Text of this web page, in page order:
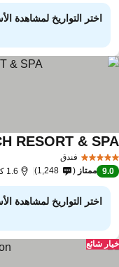
اختر التواريخ لمشاهدة
فندق
RESORT &
9.0 ممتاز 1,248 1.6 كم إلى وسط المدينة
اختر التواريخ لمشاهدة
شائع